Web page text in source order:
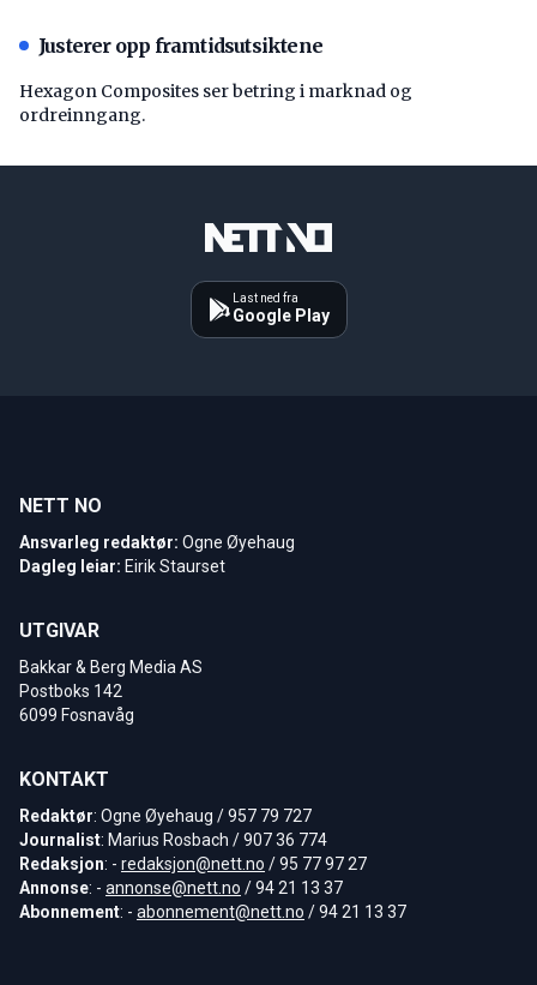
Justerer opp framtidsutsiktene
Hexagon Composites ser betring i marknad og
ordreinngang.
Last ned fra
Google Play
NETT NO
Ansvarleg redaktør: Ogne Øyehaug
Dagleg leiar: Eirik Staurset
UTGIVAR
Bakkar & Berg Media AS
Postboks 142
6099 Fosnavåg
KONTAKT
Redaktør: Ogne Øyehaug / 957 79 727
Journalist: Marius Rosbach / 907 36 774
Redaksjon: - redaksjon@nett.no / 95 77 97 27
Annonse: - annonse@nett.no / 94 21 13 37
Abonnement: - abonnement@nett.no / 94 21 13 37